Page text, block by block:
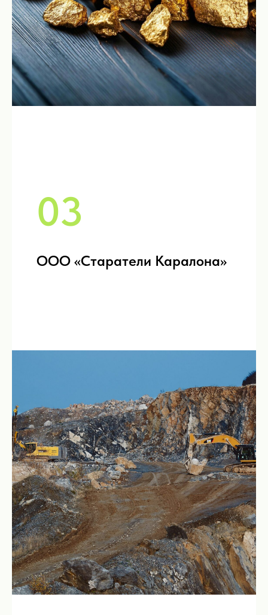
03
ООО «Старатели Каралона»
Рутинная работа отнимает часы. Komanda.ai
помогает закрывать ееза минуты:
корректно, по делу и в нужном формате
БЕЗ ИИ: ЗАДАЧ В ДЕНЬ ЗАДАЧ В ДЕНЬ: С KOMANDA
Маркетолог
Аналитик
Финансист
Продавец
Специалист по
персоналу (HR)
30-40 задач в день
30-40 задач в день
1-3 задачи
10-20 задач в день
3-5 задач в день
20-30 задач в день
10-20 задач в день
40-50 задач в день
5-10 задач в день
20-25 задач в день